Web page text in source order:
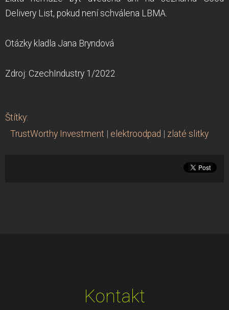
Delivery List, pokud není schválena LBMA.
Otázky kladla Jana Bryndová
Zdroj: CzechIndustry 1/2022
Štítky:
TrustWorthy Investment
elektroodpad zlaté slitky
Kontakt